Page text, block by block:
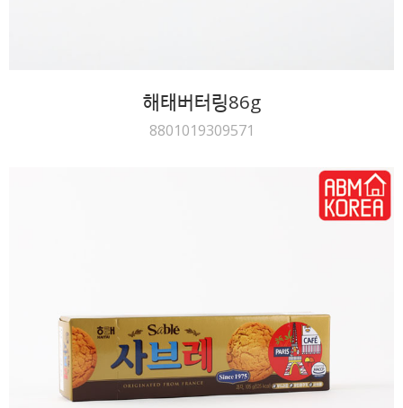
해태버터링86g
8801019309571